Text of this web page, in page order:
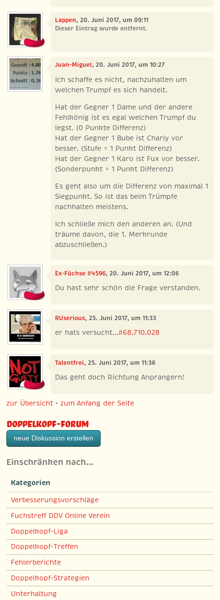
Lappen, 20. Juni 2017, um 09:11
Dieser Eintrag wurde entfernt.
Juan-Miguel, 20. Juni 2017, um 10:27
Ich schaffe es nicht, nachzuhalten um
welchen Trumpf es sich handelt.
Hat der Gegner 1 Dame und der andere
Fehlkönig ist es egal welchen Trumpf du
legst. (0 Punkte Differenz)
Hat der Gegner 1 Bube ist Charly vor
besser. (Stufe = 1 Punkt Differenz)
Hat der Gegner 1 Karo ist Fux vor besser.
(Sonderpunkt = 1 Punkt Differenz)
Es geht also um die Differenz von maximal 1
Siegpunkt. So ist das beim Trümpfe
nachhalten meistens.
Ich schließe mich den anderen an. (Und
träume davon, die 1. Merkrunde
abzuschließen.)
Ex-Füchse #4596, 20. Juni 2017, um 12:06
Du hast sehr schön die Frage verstanden.
RUserious, 25. Juni 2017, um 11:33
er hats versucht...#68.710.028
Talentfrei, 25. Juni 2017, um 11:36
Das geht doch Richtung Anprangern!
zur Übersicht •zum Anfang der Seite
Doppelkopf-Forum
neue Diskussion erstellen
Einschränken nach…
Kategorien
Verbesserungsvorschläge
Fuchstreff DDV Online Verein
Doppelkopf-Liga
Doppelkopf-Treffen
Fehlerberichte
Doppelkopf-Strategien
Unterhaltung